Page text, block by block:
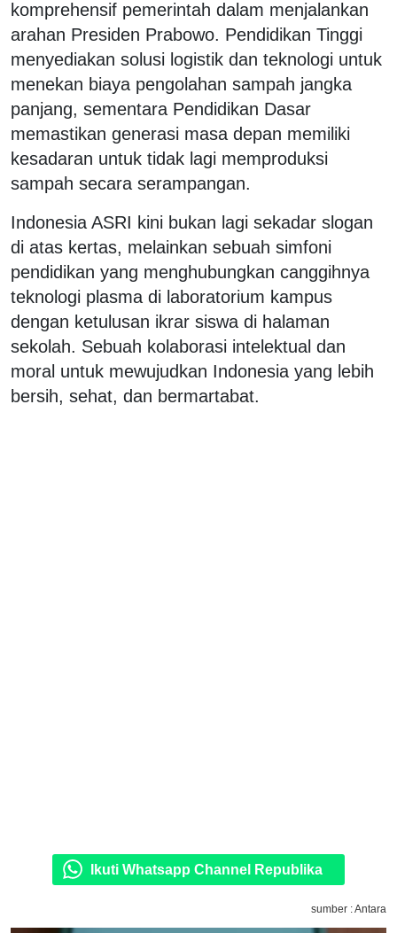
komprehensif pemerintah dalam menjalankan
arahan Presiden Prabowo. Pendidikan Tinggi
menyediakan solusi logistik dan teknologi untuk
menekan biaya pengolahan sampah jangka
panjang, sementara Pendidikan Dasar
memastikan generasi masa depan memiliki
kesadaran untuk tidak lagi memproduksi
sampah secara serampangan.
Indonesia ASRI kini bukan lagi sekadar slogan
di atas kertas, melainkan sebuah simfoni
pendidikan yang menghubungkan canggihnya
teknologi plasma di laboratorium kampus
dengan ketulusan ikrar siswa di halaman
sekolah. Sebuah kolaborasi intelektual dan
moral untuk mewujudkan Indonesia yang lebih
bersih, sehat, dan bermartabat.
Ikuti Whatsapp Channel Republika
sumber : Antara